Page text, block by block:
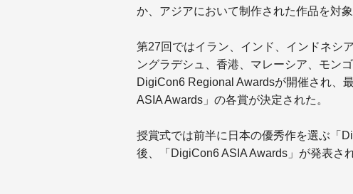
か、アジアにおいて制作された作品を対象
第27回ではイラン、インド、インドネシ
ングラデシュ、香港、マレーシア、モン
DigiCon6 Regional Awardsが開催され、
ASIA Awards」の各賞が決定された。
授賞式では前半に日本の優秀作を選ぶ「
後、「DigiCon6 ASIA Awards」が発表され